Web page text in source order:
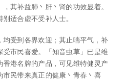
其补益肺丶肝丶肾的功效显着。
适合虚不受补人士。
均受到各界欢迎；其止喘平气，补
市民喜爱。「知音虫草」已是维
香港名牌的产品，可见维特健灵产
市民带来真正的健康丶青春丶喜